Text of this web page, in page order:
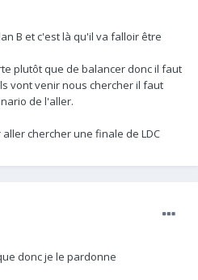
B et c'est là qu'il va falloir être
plutôt que de balancer donc il faut
vont venir nous chercher il faut
de l'aller.
aller chercher une finale de LDC
donc je le pardonne